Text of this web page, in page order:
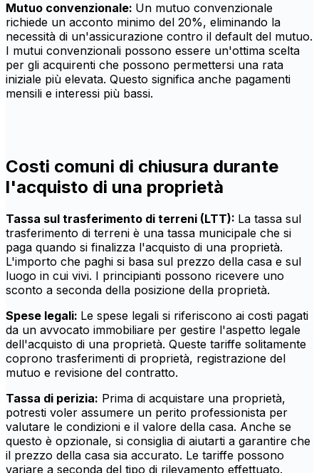
Mutuo convenzionale: Un mutuo convenzionale
richiede un acconto minimo del 20%, eliminando la
necessità di un'assicurazione contro il default del mutuo.
I mutui convenzionali possono essere un'ottima scelta
per gli acquirenti che possono permettersi una rata
iniziale più elevata. Questo significa anche pagamenti
mensili e interessi più bassi.
Costi comuni di chiusura durante
l'acquisto di una proprietà
Tassa sul trasferimento di terreni (LTT): La tassa sul
trasferimento di terreni è una tassa municipale che si
paga quando si finalizza l'acquisto di una proprietà.
L'importo che paghi si basa sul prezzo della casa e sul
luogo in cui vivi. I principianti possono ricevere uno
sconto a seconda della posizione della proprietà.
Spese legali: Le spese legali si riferiscono ai costi pagati
da un avvocato immobiliare per gestire l'aspetto legale
dell'acquisto di una proprietà. Queste tariffe solitamente
coprono trasferimenti di proprietà, registrazione del
mutuo e revisione del contratto.
Tassa di perizia: Prima di acquistare una proprietà,
potresti voler assumere un perito professionista per
valutare le condizioni e il valore della casa. Anche se
questo è opzionale, si consiglia di aiutarti a garantire che
il prezzo della casa sia accurato. Le tariffe possono
variare a seconda del tipo di rilevamento effettuato.